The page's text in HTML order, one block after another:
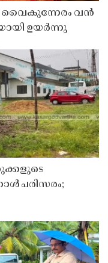
വൈകുന്നേരം വൻ
ഉയർന്നു
പരിസരം;